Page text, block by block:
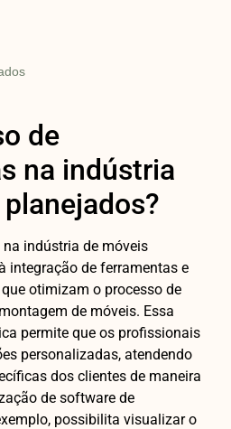
de
na indústria
indústria de móveis
integração de ferramentas e
otimizam o processo de
de móveis. Essa
permite que os profissionais
personalizadas, atendendo
dos clientes de maneira
de software de
possibilita visualizar o